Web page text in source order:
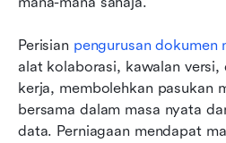
Perisian pengurusan dokumen
alat kolaborasi, kawalan versi,
kerja, membolehkan pasukan
bersama dalam masa nyata
data. Perniagaan mendapat